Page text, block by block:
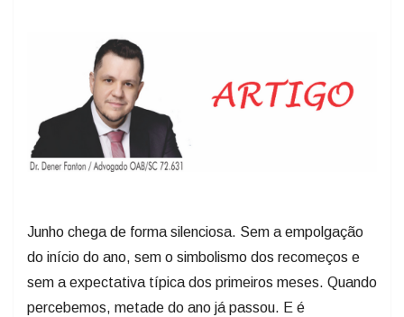
Junho chega de forma silenciosa. Sem a empolgação
do início do ano, sem o simbolismo dos recomeços e
sem a expectativa típica dos primeiros meses. Quando
percebemos, metade do ano já passou. E é